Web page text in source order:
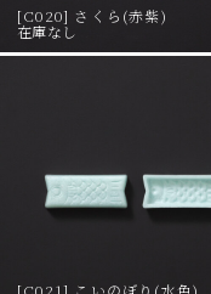
[C020] さくら(赤紫)
在庫なし
[C021] こいのぼり(水色)